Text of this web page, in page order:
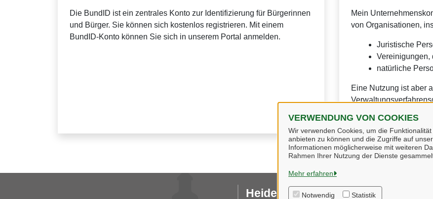
VERWENDUNG VON COOKIES
Wir verwenden Cookies, um die
anbieten zu können und die Zugriffe auf
Informationen möglicherweise mit weiteren
Rahmen Ihrer Nutzung der Dienste
Mehr erfahren
Notwendig Statistik
Die BundID ist ein zentrales Konto zur Identifizierung für Bürgerinnen
und Bürger. Sie können sich kostenlos registrieren. Mit einem
BundID-Konto können Sie sich in unserem Portal anmelden.
Mein
von Organisationen,
Juristische
Vereinigungen,
natürliche
Eine Nutzung ist aber
Heidekreis